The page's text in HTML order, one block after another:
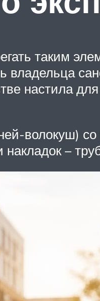
таким
владельца
настила
волокуш)
–